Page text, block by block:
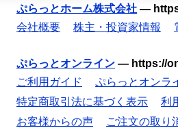
ぷらっとホーム株式会社 —
会社概要
株主・投資家情報
ぷらっとオンライン — https://
ご利用ガイド
ぷらっとオンラ
特定商取引法に基づく表示
利
お客様からの声
ご注文の取り